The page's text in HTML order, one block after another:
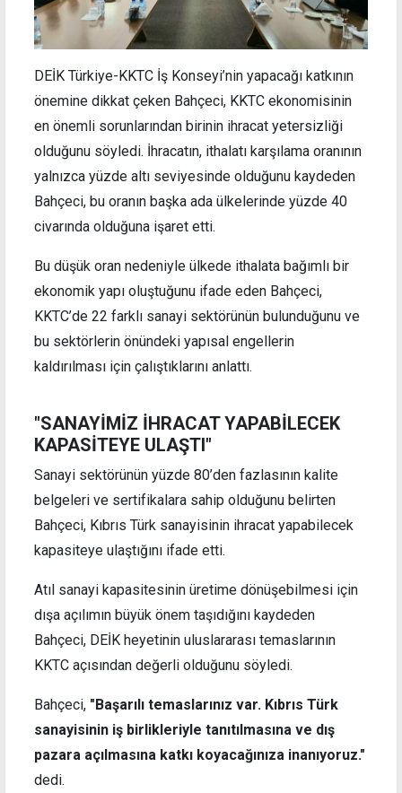
DEİK Türkiye-KKTC İş Konseyi’nin yapacağı katkının
önemine dikkat çeken Bahçeci, KKTC ekonomisinin
en önemli sorunlarından birinin ihracat yetersizliği
olduğunu söyledi. İhracatın, ithalatı karşılama oranının
yalnızca yüzde altı seviyesinde olduğunu kaydeden
Bahçeci, bu oranın başka ada ülkelerinde yüzde 40
civarında olduğuna işaret etti.
Bu düşük oran nedeniyle ülkede ithalata bağımlı bir
ekonomik yapı oluştuğunu ifade eden Bahçeci,
KKTC’de 22 farklı sanayi sektörünün bulunduğunu ve
bu sektörlerin önündeki yapısal engellerin
kaldırılması için çalıştıklarını anlattı.
"SANAYİMİZ İHRACAT YAPABİLECEK
KAPASİTEYE ULAŞTI"
Sanayi sektörünün yüzde 80’den fazlasının kalite
belgeleri ve sertifikalara sahip olduğunu belirten
Bahçeci, Kıbrıs Türk sanayisinin ihracat yapabilecek
kapasiteye ulaştığını ifade etti.
Atıl sanayi kapasitesinin üretime dönüşebilmesi için
dışa açılımın büyük önem taşıdığını kaydeden
Bahçeci, DEİK heyetinin uluslararası temaslarının
KKTC açısından değerli olduğunu söyledi.
Bahçeci, "Başarılı temaslarınız var. Kıbrıs Türk
sanayisinin iş birlikleriyle tanıtılmasına ve dış
pazara açılmasına katkı koyacağınıza inanıyoruz."
dedi.